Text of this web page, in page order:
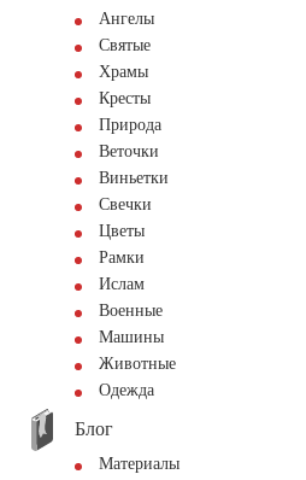
Ангелы
Святые
Храмы
Кресты
Природа
Веточки
Виньетки
Свечки
Цветы
Рамки
Ислам
Военные
Машины
Животные
Одежда
Блог
Материалы